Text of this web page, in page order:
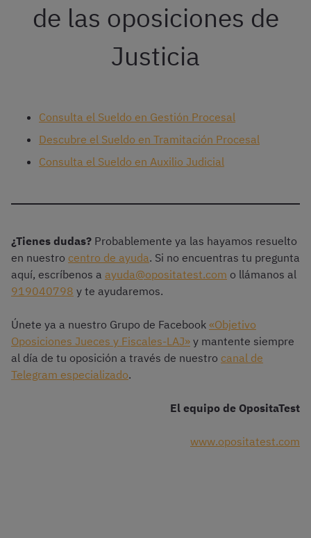
de las oposiciones de
Justicia
Consulta el Sueldo en Gestión Procesal
Descubre el Sueldo en Tramitación Procesal
Consulta el Sueldo en Auxilio Judicial
¿Tienes dudas? Probablemente ya las hayamos resuelto
en nuestro centro de ayuda. Si no encuentras tu pregunta
aquí, escríbenos a ayuda@opositatest.com o llámanos al
919040798 y te ayudaremos.
Únete ya a nuestro Grupo de Facebook «Objetivo
Oposiciones Jueces y Fiscales-LAJ» y mantente siempre
al día de tu oposición a través de nuestro canal de
Telegram especializado.
El equipo de OpositaTest
www.opositatest.com